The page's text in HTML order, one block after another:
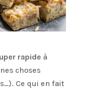
rapide à
choses
Ce qui en fait